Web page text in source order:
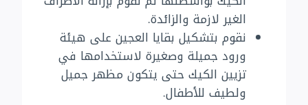
الغير لازمة والزائدة.
نقوم بتشكيل بقايا العجين على هيئة
ورود جميلة وصغيرة لاستخدامها في
تزيين الكيك حتى يتكون مظهر جميل
ولطيف للأطفال.